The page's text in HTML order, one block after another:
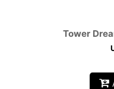
Tower